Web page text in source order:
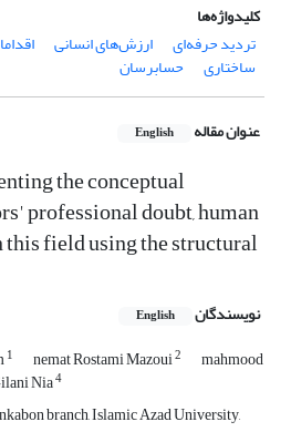
کلیدواژه‌ها
تردید حرفه‌ای
ارزش‌های انسانی
ساختاری حسابرسان
عنوان مقاله English
the conceptual
professional doubt, human
field using the structural
نویسندگان English
1 nemat Rostami Mazoui2 mahmood
Nia4
branch, Islamic Azad University,